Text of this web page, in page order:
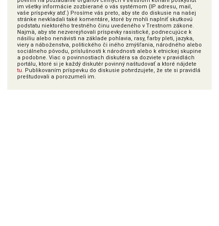
im všetky informácie zozbierané o vás systémom (IP adresu, mail,
vaše príspevky atď.) Prosíme vás preto, aby ste do diskusie na našej
stránke nevkladali také komentáre, ktoré by mohli naplniť skutkovú
podstatu niektorého trestného činu uvedeného v Trestnom zákone.
Najmä, aby ste nezverejňovali príspevky rasistické, podnecujúce k
násiliu alebo nenávisti na základe pohlavia, rasy, farby pleti, jazyka,
viery a náboženstva, politického či iného zmýšľania, národného alebo
sociálneho pôvodu, príslušnosti k národnosti alebo k etnickej skupine
a podobne. Viac o povinnostiach diskutéra sa dozviete v pravidlách
portálu, ktoré si je každý diskutér povinný naštudovať a ktoré nájdete
tu. Publikovaním príspevku do diskusie potvrdzujete, že ste si pravidlá
preštudovali a porozumeli im.